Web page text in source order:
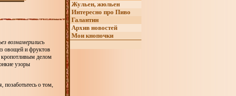
вознамерились
овощей и фруктов
кропотливым делом
узоры
позаботьтесь о том,
Жульен, жюльен
Интересно про Пиво
Галантин
Архив новостей
Мои кнопочки